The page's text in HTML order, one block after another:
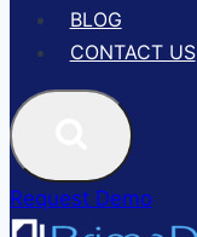
BLOG
CONTACT US
Request Demo